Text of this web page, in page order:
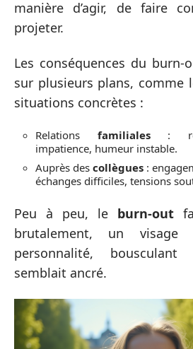
manière d’agir, de faire
projeter.
Les conséquences du burn-
sur plusieurs plans, comme
situations concrètes :
Relations familiales:
impatience, humeur instable.
Auprès des collègues :
échanges difficiles, tensions
Peu à peu, le burn-out
brutalement, un
personnalité,
semblait ancré.